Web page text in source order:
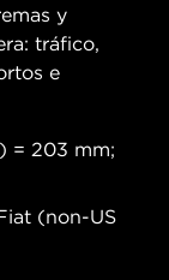
y
tráfico,
e
= 203 mm;
(non-US